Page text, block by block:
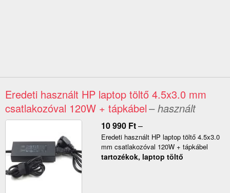
Eredeti használt HP laptop töltő 4.5x3.0 mm
csatlakozóval 120W + tápkábel– használt
10 990 Ft–
Eredeti használt HP laptop töltő 4.5x3.0
mm csatlakozóval 120W + tápkábel
tartozékok, laptop töltő